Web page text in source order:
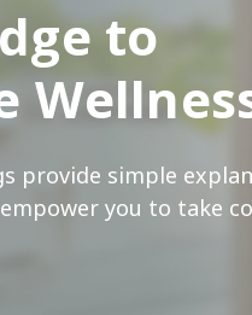
to
provide simple
you to take